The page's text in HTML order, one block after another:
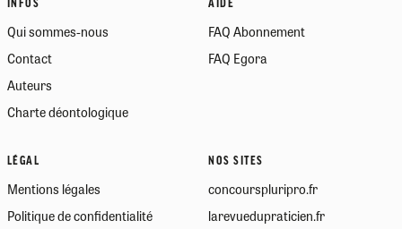
INFOS
Qui sommes-nous
Contact
Auteurs
Charte déontologique
AIDE
FAQ Abonnement
FAQ Egora
LÉGAL
Mentions légales
Politique de confidentialité
NOS SITES
concourspluripro.fr
larevuedupraticien.fr